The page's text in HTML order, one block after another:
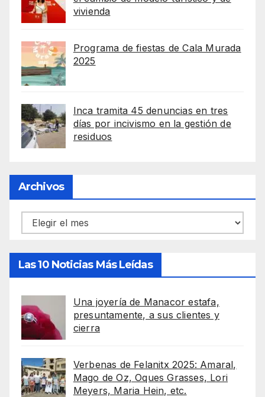
vivienda
Programa de fiestas de Cala Murada
2025
Inca tramita 45 denuncias en tres
días por incivismo en la gestión de
residuos
Archivos
Archivos
Las 10 Noticias Más Leídas
Una joyería de Manacor estafa,
presuntamente, a sus clientes y
cierra
Verbenas de Felanitx 2025: Amaral,
Mago de Oz, Oques Grasses, Lori
Meyers, Maria Hein, etc.